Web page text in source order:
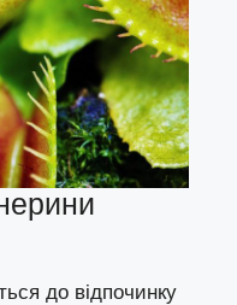
до відпочинку